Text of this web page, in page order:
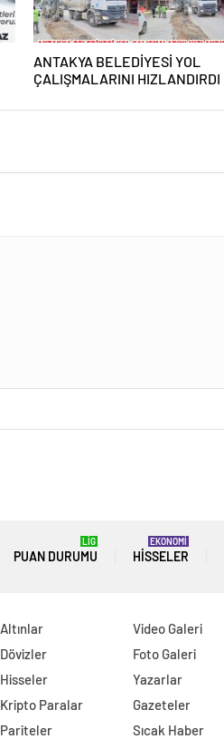
ANTAKYA BELEDİYESİ YOL
ÇALIŞMALARINI HIZLANDIRDI
PUAN DURUMU
LİG
HISSELER
EKONOMİ
Altınlar
Dövizler
Hisseler
Kripto Paralar
Pariteler
Video Galeri
Foto Galeri
Yazarlar
Gazeteler
Sıcak Haber